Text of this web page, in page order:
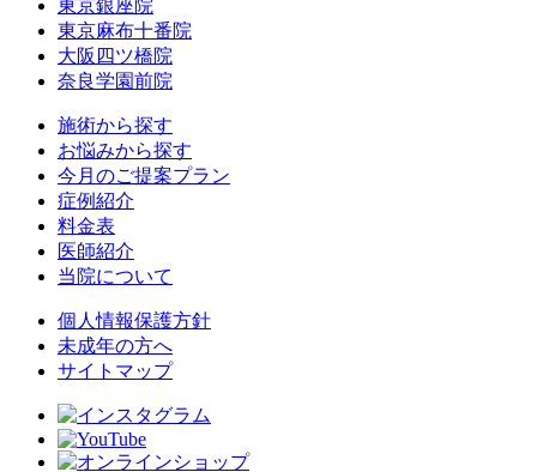
東京銀座院
東京麻布十番院
大阪四ツ橋院
奈良学園前院
施術から探す
お悩みから探す
今月のご提案プラン
症例紹介
料金表
医師紹介
当院について
個人情報保護方針
未成年の方へ
サイトマップ